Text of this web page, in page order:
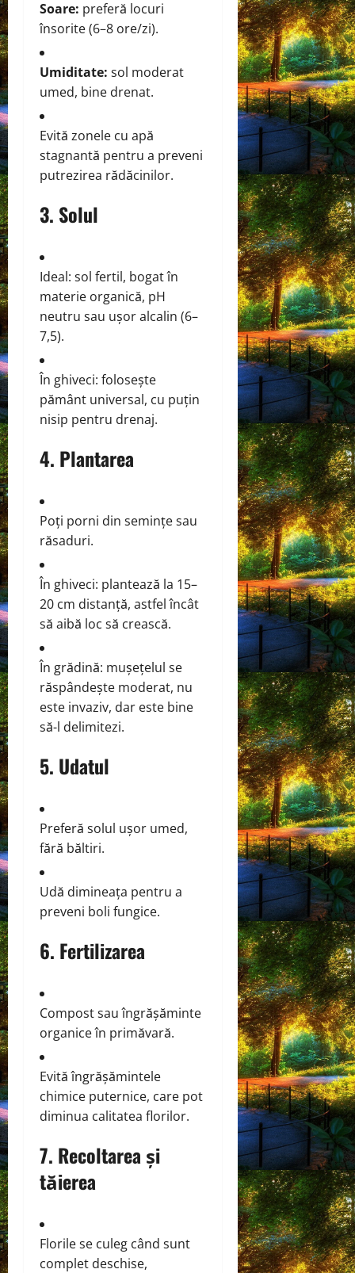
Soare: preferă locuri
însorite (6–8 ore/zi).
Umiditate: sol moderat
umed, bine drenat.
Evită zonele cu apă
stagnantă pentru a preveni
putrezirea rădăcinilor.
3. Solul
Ideal: sol fertil, bogat în
materie organică, pH
neutru sau ușor alcalin (6–
7,5).
În ghiveci: folosește
pământ universal, cu puțin
nisip pentru drenaj.
4. Plantarea
Poți porni din semințe sau
răsaduri.
În ghiveci: plantează la 15–
20 cm distanță, astfel încât
să aibă loc să crească.
În grădină: mușețelul se
răspândește moderat, nu
este invaziv, dar este bine
să-l delimitezi.
5. Udatul
Preferă solul ușor umed,
fără băltiri.
Udă dimineața pentru a
preveni boli fungice.
6. Fertilizarea
Compost sau îngrășăminte
organice în primăvară.
Evită îngrășămintele
chimice puternice, care pot
diminua calitatea florilor.
7. Recoltarea și
tăierea
Florile se culeg când sunt
complet deschise,